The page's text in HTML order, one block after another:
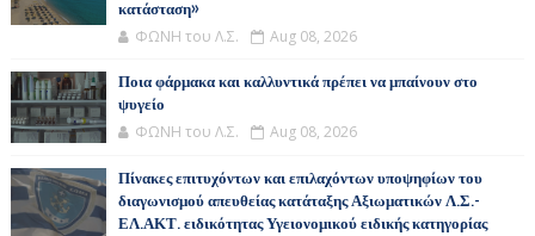
κατάσταση»
ΦΩΝΗ του Λ.Σ. Aug 08, 2026
Ποια φάρμακα και καλλυντικά πρέπει να μπαίνουν στο
ψυγείο
ΦΩΝΗ του Λ.Σ. Aug 08, 2026
Πίνακες επιτυχόντων και επιλαχόντων υποψηφίων του
διαγωνισμού απευθείας κατάταξης Αξιωματικών Λ.Σ.-
ΕΛ.ΑΚΤ. ειδικότητας Υγειονομικού ειδικής κατηγορίας